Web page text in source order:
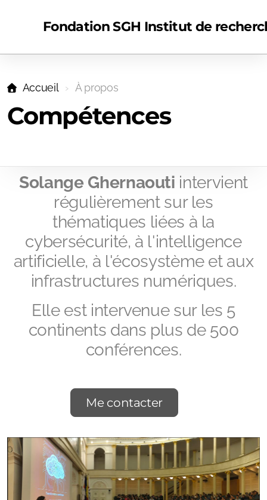
Fondation SGH Institut de
Accueil À propos
Compétences
Solange Ghernaouti intervient
régulièrement sur les
thématiques liées à la
cybersécurité, à l'intelligence
artificielle, à l'écosystème et aux
infrastructures numériques.
Elle est intervenue sur les 5
continents dans plus de 500
conférences.
Me contacter
Recherche
Humanités digitales
Ouvrages scientifiques
Ouvrages grand public